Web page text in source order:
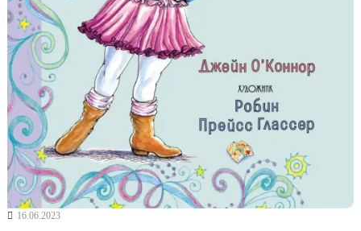
16.06.2023